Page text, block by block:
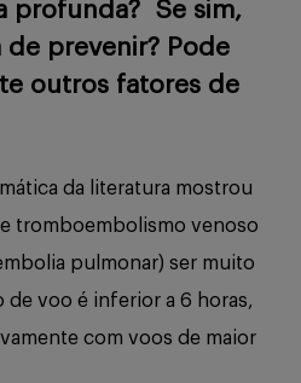
profunda? Se sim,
de prevenir? Pode
outros fatores de
da literatura mostrou
tromboembolismo venoso
pulmonar) ser muito
de voo é inferior a 6 horas,
com voos de maior